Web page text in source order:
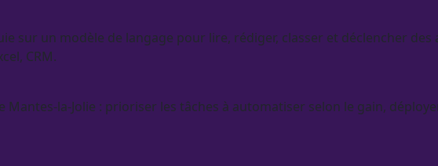
sur un modèle de langage pour lire, rédiger, classer et déclencher
CRM.
la-Jolie : prioriser les tâches à automatiser selon le gain,